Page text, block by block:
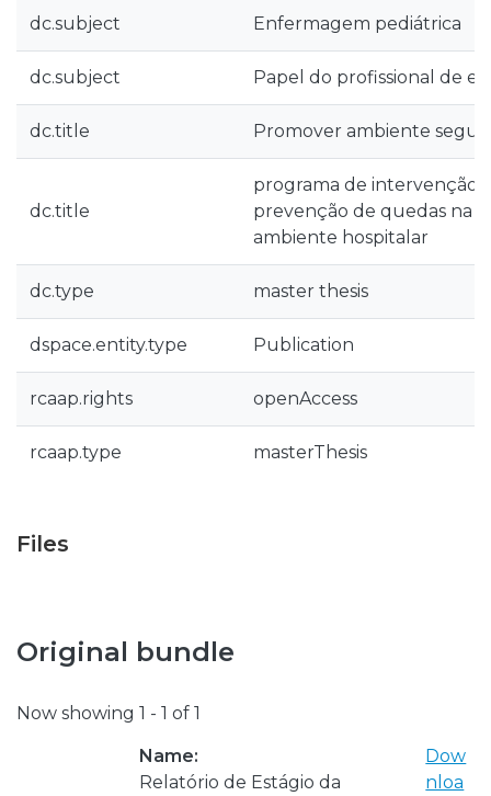
dc.subject Enfermagem pediátrica
dc.subject Papel do profissional de
dc.title Promover ambiente
dc.title
programa de intervenção
prevenção de quedas na
ambiente hospitalar
dc.type master thesis
dspace.entity.type Publication
rcaap.rights openAccess
rcaap.type masterThesis
Files
Original bundle
Now showing 1 - 1 of 1
Name:
Relatório de Estágio da
Dow
nloa